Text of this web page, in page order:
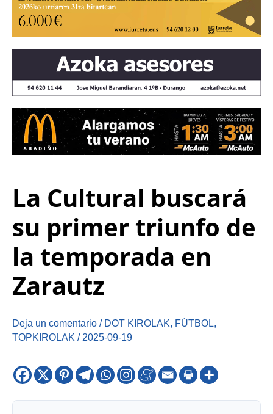
La Cultural buscará
su primer triunfo de
la temporada en
Zarautz
Deja un comentario / DOT KIROLAK, FÚTBOL,
TOPKIROLAK / 2025-09-19